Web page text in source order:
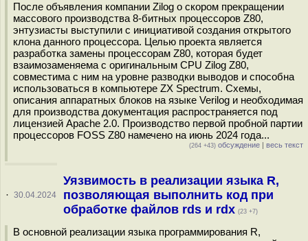
После объявления компании Zilog о скором прекращении
массового производства 8-битных процессоров Z80,
энтузиасты выступили с инициативой создания открытого
клона данного процессора. Целью проекта является
разработка замены процессорам Z80, которая будет
взаимозаменяема с оригинальным CPU Zilog Z80,
совместима с ним на уровне разводки выводов и способна
использоваться в компьютере ZX Spectrum. Схемы,
описания аппаратных блоков на языке Verilog и необходимая
для производства документация распространяется под
лицензией Apache 2.0. Производство первой пробной партии
процессоров FOSS Z80 намечено на июнь 2024 года...
(264 +43) обсуждение | весь текст
· 30.04.2024
Уязвимость в реализации языка R,
позволяющая выполнить код при
обработке файлов rds и rdx (23 +7)
В основной реализации языка программирования R,